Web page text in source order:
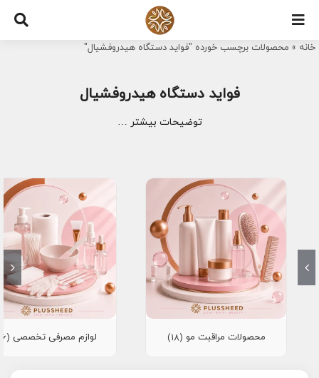
Skip
content
خانه » محصولات برچسب خورده "فواید دستگاه هیدروفشیال"
فواید دستگاه هیدروفشیال
توضیحات بیشتر …
محصولات مراقبت مو (18) لوازم مصرفی تخصصی (16)